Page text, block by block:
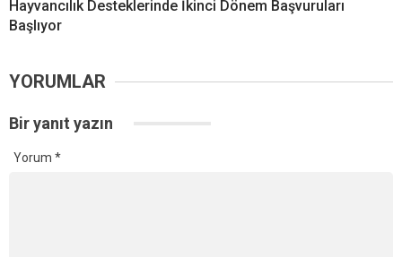
Hayvancılık Desteklerinde İkinci Dönem Başvuruları
Başlıyor
YORUMLAR
Bir yanıt yazın
Yorum *